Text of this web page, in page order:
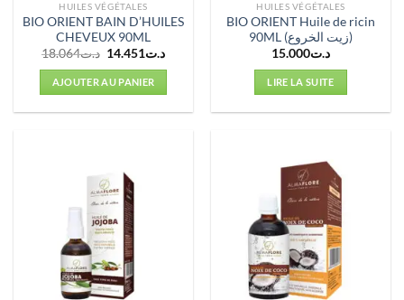
HUILES VÉGÉTALES
BIO ORIENT BAIN D’HUILES
CHEVEUX 90ML
د.ت18.064
Le
initial
était :
د.ت18.064.
د.ت14.451
Le
AJOUTER AU PANIER
HUILES VÉGÉTALES
BIO ORIENT Huile de ricin
90ML (زيت الخروع)
د.ت15.000
LIRE LA SUITE